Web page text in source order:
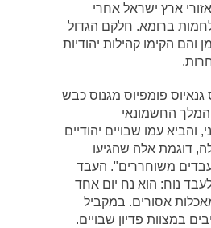
ארץ ישראל אחרי
ברומא. חלקם הגדול
הקימו קהילות יהודיות
גנאיוס פומפיוס מגנוס כבש
המלך החשמונאי
והביא עמו שבויים יהודיים
דוגמת אלה שהגיעו
משוחררים". העבד
נוח: הוא נח יום אחד
אסורים. במקביל
במצוות פדיון שבויים.